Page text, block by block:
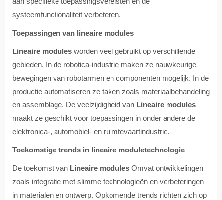
systeemfunctionaliteit verbeteren.
Toepassingen van lineaire modules
Lineaire modules worden veel gebruikt op verschillende
gebieden. In de robotica-industrie maken ze nauwkeurige
bewegingen van robotarmen en componenten mogelijk. In de
productie automatiseren ze taken zoals materiaalbehandeling
en assemblage. De veelzijdigheid van Lineaire modules
maakt ze geschikt voor toepassingen in onder andere de
elektronica-, automobiel- en ruimtevaartindustrie.
Toekomstige trends in lineaire moduletechnologie
De toekomst van Lineaire modules Omvat ontwikkelingen
zoals integratie met slimme technologieën en verbeteringen
in materialen en ontwerp. Opkomende trends richten zich op